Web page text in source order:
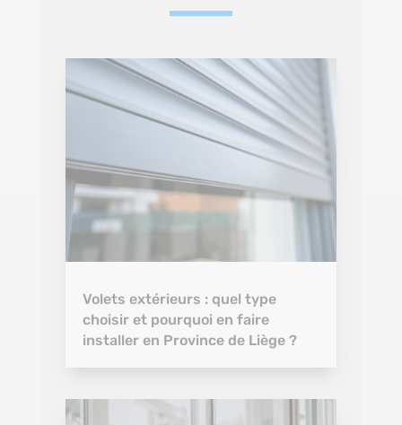
Volets extérieurs : quel type
choisir et pourquoi en faire
installer en Province de Liège ?